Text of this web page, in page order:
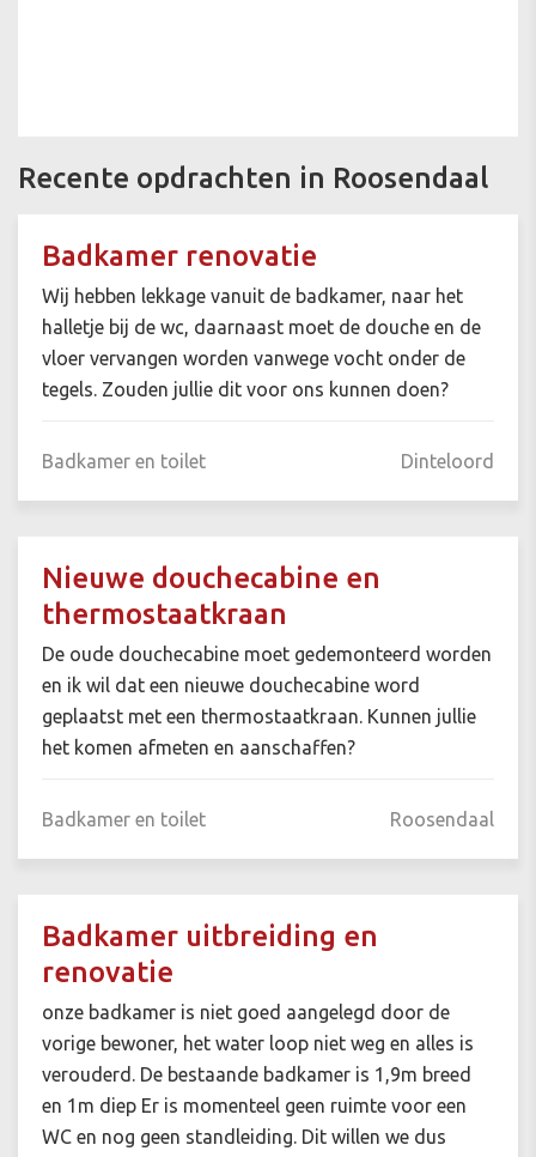
Recente opdrachten in Roosendaal
Badkamer renovatie
Wij hebben lekkage vanuit de badkamer, naar het
halletje bij de wc, daarnaast moet de douche en de
vloer vervangen worden vanwege vocht onder de
tegels. Zouden jullie dit voor ons kunnen doen?
Badkamer en toilet Dinteloord
Nieuwe douchecabine en
thermostaatkraan
De oude douchecabine moet gedemonteerd worden
en ik wil dat een nieuwe douchecabine word
geplaatst met een thermostaatkraan. Kunnen jullie
het komen afmeten en aanschaffen?
Badkamer en toilet Roosendaal
Badkamer uitbreiding en
renovatie
onze badkamer is niet goed aangelegd door de
vorige bewoner, het water loop niet weg en alles is
verouderd. De bestaande badkamer is 1,9m breed
en 1m diep Er is momenteel geen ruimte voor een
WC en nog geen standleiding. Dit willen we dus